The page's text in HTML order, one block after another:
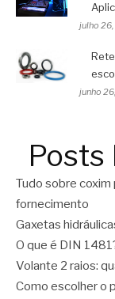
julho
junho
Posts
Tudo sobre coxim
fornecimento
Gaxetas
O que é DIN
Volante 2 raios:
Como escolher o